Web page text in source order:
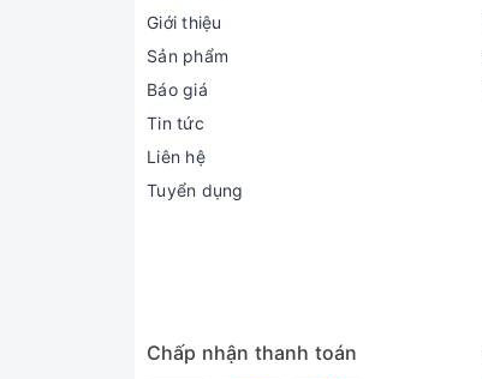
Giới thiệu
Sản phẩm
Báo giá
Tin tức
Liên hệ
Tuyển dụng
Chấp nhận thanh toán